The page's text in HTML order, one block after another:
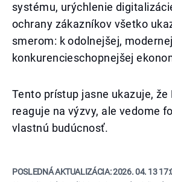
systému, urýchlenie
ochrany zákazníkov všetko
smerom: k odolnejšej,
konkurencieschopnejšej
Tento prístup jasne ukazuje, že
reaguje na výzvy, ale vedome
vlastnú budúcnosť.
POSLEDNÁ AKTUALIZÁCIA:2026. 04. 13